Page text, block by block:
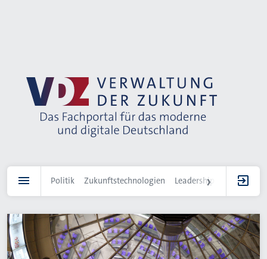
Politik Zukunftstechnologien Leadership IT-